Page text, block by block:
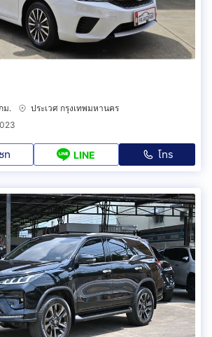
ม.
ประเวศ กรุงเทพมหานคร
ท LINE โทร